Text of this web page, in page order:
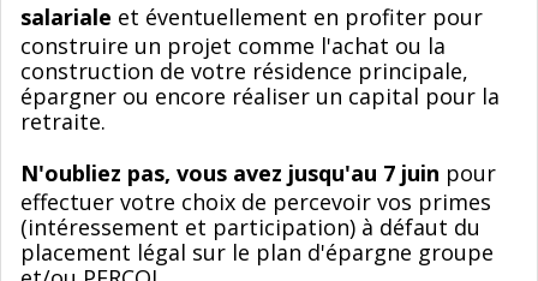
salariale et éventuellement en profiter pour
construire un projet comme l'achat ou la
construction de votre résidence principale,
épargner ou encore réaliser un capital pour la
retraite.
N'oubliez pas, vous avez jusqu'au 7 juin pour
effectuer votre choix de percevoir vos primes
(intéressement et participation) à défaut du
placement légal sur le plan d'épargne groupe